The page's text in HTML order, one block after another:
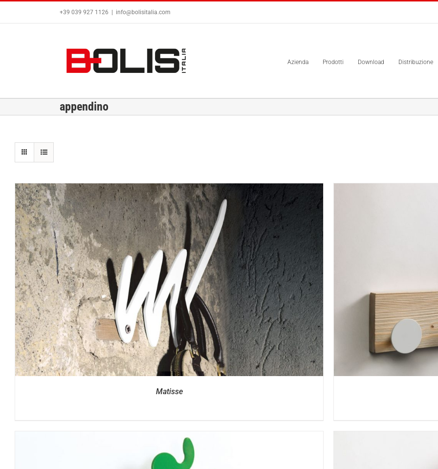
contenuto
+39 039 927 1126 info@bolisitalia.com
Azienda Prodotti Download Distribuzione
appendino
Matisse
DETTAGLI